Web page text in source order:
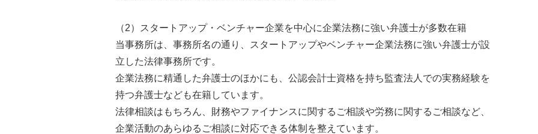
（2）スタートアップ・ベンチャー企業を中心に企業法務に強い弁護士が多数在籍
当事務所は、事務所名の通り、スタートアップやベンチャー企業法務に強い弁護士が設
立した法律事務所です。
企業法務に精通した弁護士のほかにも、公認会計士資格を持ち監査法人での実務経験を
持つ弁護士なども在籍しています。
法律相談はもちろん、財務やファイナンスに関するご相談や労務に関するご相談など、
企業活動のあらゆるご相談に対応できる体制を整えています。